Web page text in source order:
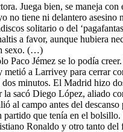
Juega bien, se maneja
tiene ni delantero
solitario o del
a favor, aunque hubiera
sexo. (…)
Paco Jémez se lo podía
a Larrivey para cerrar
minutos. El Madrid hizo
sacó Diego López, aliado
al campo antes del
partido que tenía en el
Ronaldo y otro tanto